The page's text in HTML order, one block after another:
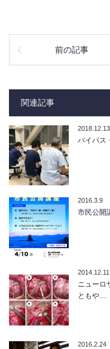
前の記事
関連記事
2018.12.13
バイパス
2016.3.9
市民公開
2014.12.11
ニューロ
ともや…
2016.2.24